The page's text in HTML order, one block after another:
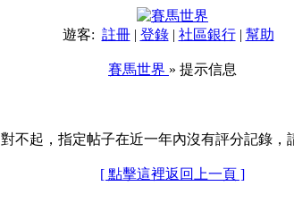
遊客: 註冊| 登錄| 社區銀行| 幫助
賽馬世界 » 提示信息
對不起，指定帖子在近一年內沒有評分記錄，
[ 點擊這裡返回上一頁 ]